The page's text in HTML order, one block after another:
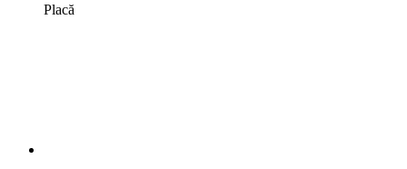
Placă